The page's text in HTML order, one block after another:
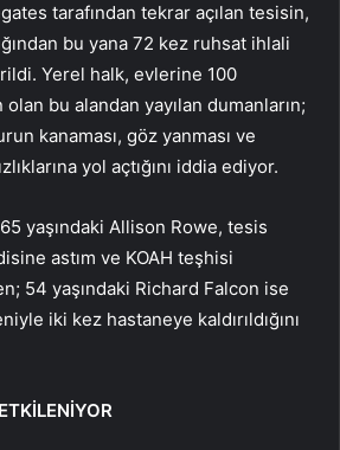
tarafından tekrar açılan tesisin,
bu yana 72 kez ruhsat ihlali
Yerel halk, evlerine 100
bu alandan yayılan dumanların;
kanaması, göz yanması ve
yol açtığını iddia ediyor.
yaşındaki Allison Rowe, tesis
astım ve KOAH teşhisi
54 yaşındaki Richard Falcon ise
iki kez hastaneye kaldırıldığını